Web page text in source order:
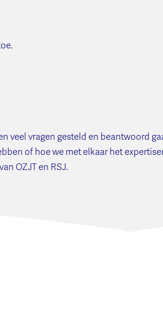
veel vragen gesteld en beantwoord
of hoe we met elkaar het
OZJT en RSJ.